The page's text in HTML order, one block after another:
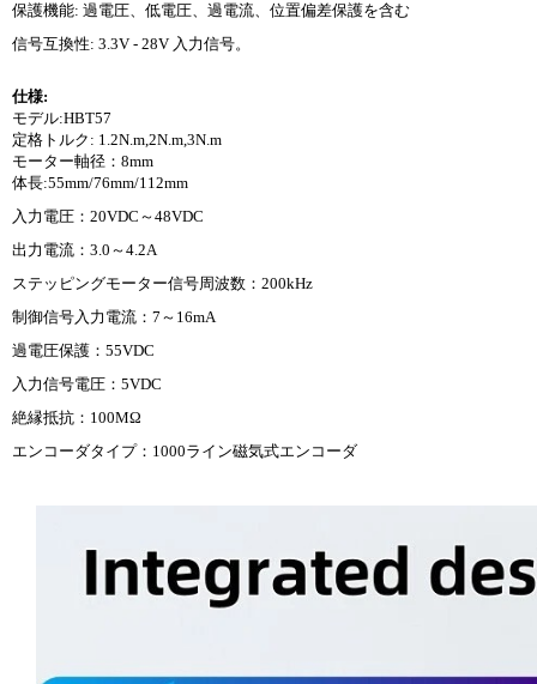
保護機能: 過電圧、低電圧、過電流、位置偏差保護を含む
信号互換性: 3.3V - 28V 入力信号。
仕様:
モデル:HBT57
定格トルク: 1.2N.m,2N.m,3N.m
モーター軸径：8mm
体長:55mm/76mm/112mm
入力電圧：20VDC～48VDC
出力電流：3.0～4.2A
ステッピングモーター信号周波数：200kHz
制御信号入力電流：7～16mA
過電圧保護：55VDC
入力信号電圧：5VDC
絶縁抵抗：100MΩ
エンコーダタイプ：1000ライン磁気式エンコーダ